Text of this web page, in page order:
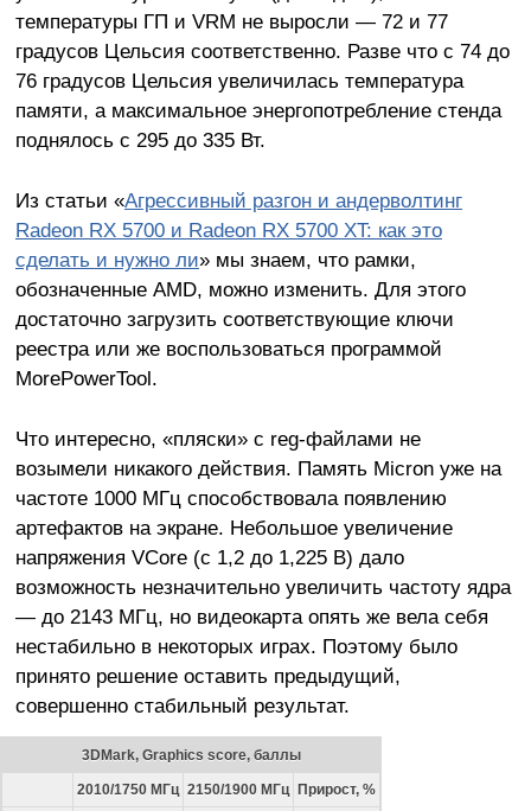
температуры ГП и VRM не выросли — 72 и 77
градусов Цельсия соответственно. Разве что с 74 до
76 градусов Цельсия увеличилась температура
памяти, а максимальное энергопотребление стенда
поднялось с 295 до 335 Вт.
Из статьи «Агрессивный разгон и андерволтинг
Radeon RX 5700 и Radeon RX 5700 XT: как это
сделать и нужно ли» мы знаем, что рамки,
обозначенные AMD, можно изменить. Для этого
достаточно загрузить соответствующие ключи
реестра или же воспользоваться программой
MorePowerTool.
Что интересно, «пляски» с reg-файлами не
возымели никакого действия. Память Micron уже на
частоте 1000 МГц способствовала появлению
артефактов на экране. Небольшое увеличение
напряжения VCore (с 1,2 до 1,225 В) дало
возможность незначительно увеличить частоту ядра
— до 2143 МГц, но видеокарта опять же вела себя
нестабильно в некоторых играх. Поэтому было
принято решение оставить предыдущий,
совершенно стабильный результат.
3DMark, Graphics score, баллы
2010/1750 МГц 2150/1900 МГц Прирост, %